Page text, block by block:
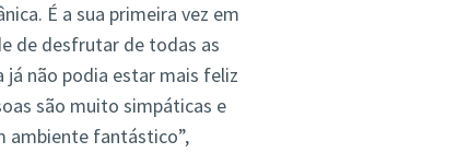
É a sua primeira vez em
de desfrutar de todas as
já não podia estar mais feliz
são muito simpáticas e
ambiente fantástico”,